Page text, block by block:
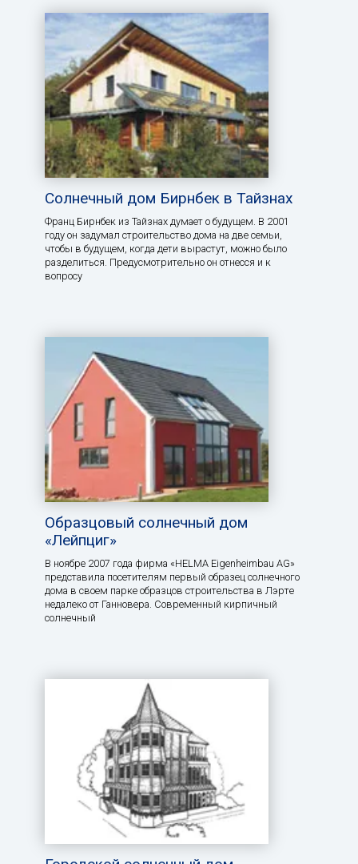
Солнечный дом Бирнбек в Тайзнах
Франц Бирнбек из Тайзнах думает о будущем. В 2001
году он задумал строительство дома на две семьи,
чтобы в будущем, когда дети вырастут, можно было
разделиться. Предусмотрительно он отнесся и к
вопросу
Образцовый солнечный дом
«Лейпциг»
В ноябре 2007 года фирма «HELMA Eigenheimbau AG»
представила посетителям первый образец солнечного
дома в своем парке образцов строительства в Лэрте
недалеко от Ганновера. Современный кирпичный
солнечный